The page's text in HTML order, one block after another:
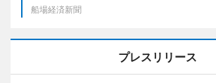
船場経済新聞
プレスリリース